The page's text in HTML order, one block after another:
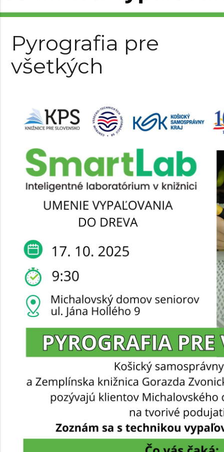
Pyrografia pre
všetkých